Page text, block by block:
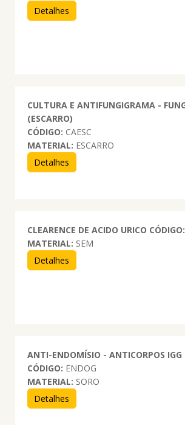
Detalhes
CULTURA E ANTIFUNGIGRAMA -
(ESCARRO)
CÓDIGO: CAESC
MATERIAL: ESCARRO
Detalhes
CLEARENCE DE ACIDO URICO CÓDIGO:
MATERIAL: SEM
Detalhes
ANTI-ENDOMÍSIO - ANTICORPOS IGG
CÓDIGO: ENDOG
MATERIAL: SORO
Detalhes